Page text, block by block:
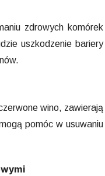
zdrowych komórek
uszkodzenie bariery
wino, zawierają
pomóc w usuwaniu